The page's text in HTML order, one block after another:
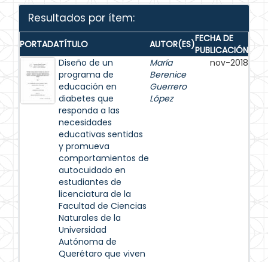
Resultados por ítem:
PORTADATÍTULO AUTOR(ES)FECHA DE
PUBLICACIÓN
Diseño de un
programa de
educación en
diabetes que
responda a las
necesidades
educativas sentidas
y promueva
comportamientos de
autocuidado en
estudiantes de
licenciatura de la
Facultad de Ciencias
Naturales de la
Universidad
Autónoma de
Querétaro que viven
María
Berenice
Guerrero
López
nov-2018